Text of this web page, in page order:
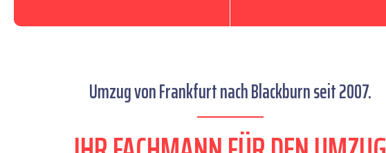
Umzug von Frankfurt nach Blackburn seit 2007.